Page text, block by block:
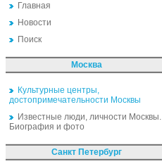
Главная
Новости
Поиск
Москва
Культурные центры,
достопримечательности Москвы
Известные люди, личности Москвы.
Биография и фото
Санкт Петербург